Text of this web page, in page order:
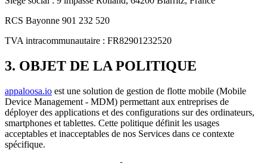
RCS Bayonne 901 232 520
TVA intracommunautaire : FR82901232520
3. OBJET DE LA POLITIQUE
appaloosa.io est une solution de gestion de flotte mobile (Mobile
Device Management - MDM) permettant aux entreprises de
déployer des applications et des configurations sur des ordinateurs,
smartphones et tablettes. Cette politique définit les usages
acceptables et inacceptables de nos Services dans ce contexte
spécifique.